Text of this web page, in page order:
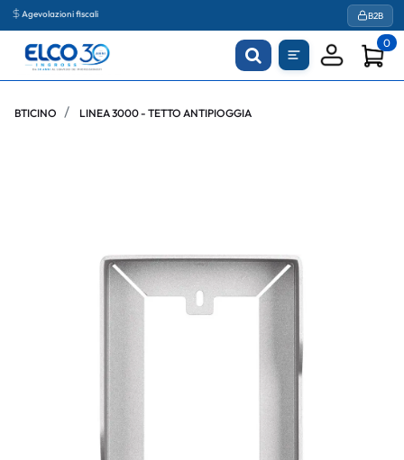
Agevolazioni fiscali B2B
0
BTICINO LINEA 3000 - TETTO ANTIPIOGGIA